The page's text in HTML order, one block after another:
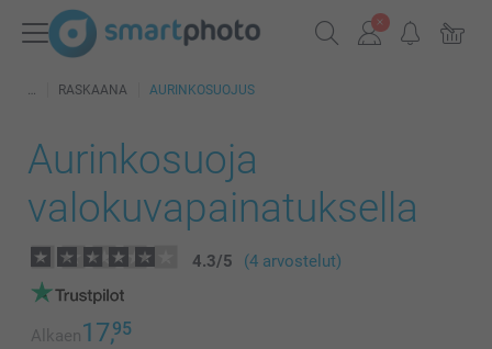
RASKAANA AURINKOSUOJUS
Aurinkosuoja
valokuvapainatuksella
4.3/5 (4 arvostelut)
Alkaen17,95